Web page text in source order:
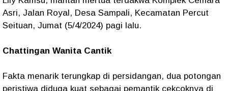
Asri, Jalan Royal, Desa Sampali, Kecamatan Percut
Seituan, Jumat (5/4/2024) pagi lalu.
Chattingan Wanita Cantik
Fakta menarik terungkap di persidangan, dua potongan
peristiwa diduga kuat sebagai pemantik cekcoknya di